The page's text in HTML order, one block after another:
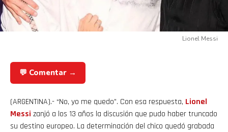
Lionel Messi
💬 Comentar →
(ARGENTINA).- “No, yo me quedo”. Con esa respuesta, Lionel
Messi zanjó a los 13 años la discusión que pudo haber truncado
su destino europeo. La determinación del chico quedó grabada